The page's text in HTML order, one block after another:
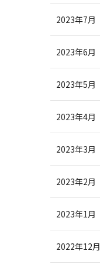
2023年7月
2023年6月
2023年5月
2023年4月
2023年3月
2023年2月
2023年1月
2022年12月